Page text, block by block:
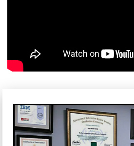
phím không hề kém cạnh với những
tiền nhiệm khác. Thiết kế bàn
Điều đặc biệt trên mẫu Laptop của
TouchPad đã được thiết kế lại, và
năng mà có thể nói là đầu tiên xuất
nay. Bề mặt TouchPad vẫn được